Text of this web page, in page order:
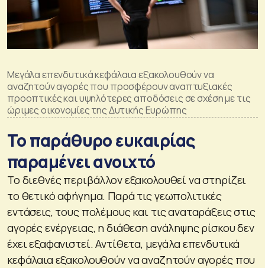
Μεγάλα επενδυτικά κεφάλαια εξακολουθούν να
αναζητούν αγορές που προσφέρουν αναπτυξιακές
προοπτικές και υψηλότερες αποδόσεις σε σχέση με τις
ώριμες οικονομίες της Δυτικής Ευρώπης
Το παράθυρο ευκαιρίας
παραμένει ανοιχτό
Το διεθνές περιβάλλον εξακολουθεί να στηρίζει
το θετικό αφήγημα. Παρά τις γεωπολιτικές
εντάσεις, τους πολέμους και τις αναταράξεις στις
αγορές ενέργειας, η διάθεση ανάληψης ρίσκου δεν
έχει εξαφανιστεί. Αντίθετα, μεγάλα επενδυτικά
κεφάλαια εξακολουθούν να αναζητούν αγορές που